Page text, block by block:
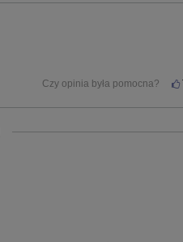
Czy opinia była pomocna?